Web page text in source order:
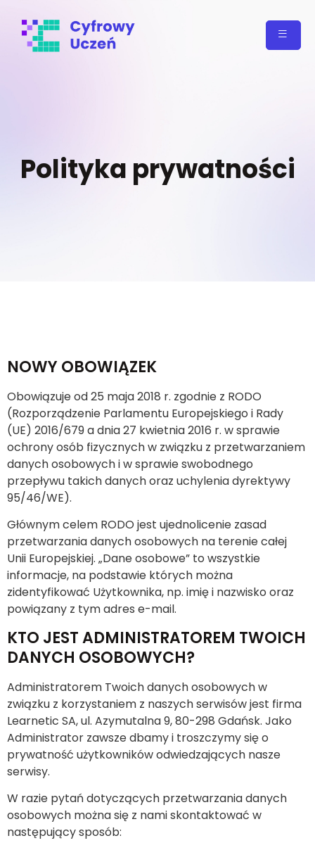
Polityka prywatności
NOWY OBOWIĄZEK
Obowiązuje od 25 maja 2018 r. zgodnie z RODO
(Rozporządzenie Parlamentu Europejskiego i Rady
(UE) 2016/679 a dnia 27 kwietnia 2016 r. w sprawie
ochrony osób fizycznych w związku z przetwarzaniem
danych osobowych i w sprawie swobodnego
przepływu takich danych oraz uchylenia dyrektywy
95/46/WE).
Głównym celem RODO jest ujednolicenie zasad
przetwarzania danych osobowych na terenie całej
Unii Europejskiej. „Dane osobowe” to wszystkie
informacje, na podstawie których można
zidentyfikować Użytkownika, np. imię i nazwisko oraz
powiązany z tym adres e-mail.
KTO JEST ADMINISTRATOREM TWOICH
DANYCH OSOBOWYCH?
Administratorem Twoich danych osobowych w
związku z korzystaniem z naszych serwisów jest firma
Learnetic SA, ul. Azymutalna 9, 80-298 Gdańsk. Jako
Administrator zawsze dbamy i troszczymy się o
prywatność użytkowników odwiedzających nasze
serwisy.
W razie pytań dotyczących przetwarzania danych
osobowych można się z nami skontaktować w
następujący sposób: